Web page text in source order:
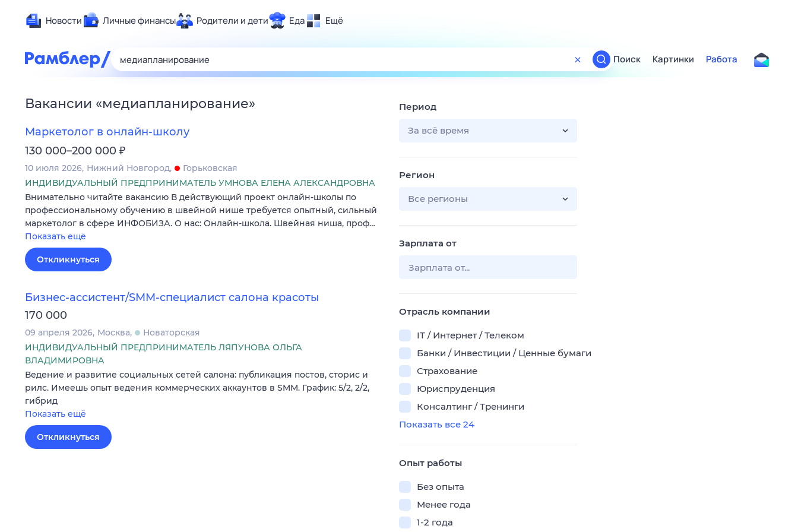
Новости Личные финансы Родители и дети Еда Ещё
Развлечения и отдых
Спорт
Жизненные ситуации
Сберегаем вместе
Гороскопы
Поиск
ТВ-программа
Поиск Картинки Работа
Вакансии «медиапланирование»
Маркетолог в онлайн-школу
130 000–200 000 ₽
10 июля 2026 Нижний Новгород
Горьковская
ИНДИВИДУАЛЬНЫЙ ПРЕДПРИНИМАТЕЛЬ УМНОВА ЕЛЕНА АЛЕКСАНДРОВНА
Внимательно читайте вакансию В действующий проект онлайн-школы по
профессиональному обучению в швейной нише требуется опытный, сильный
маркетолог в сфере ИНФОБИЗА. О нас: Онлайн-школа. Швейная ниша, проф…
Показать ещё
Откликнуться
Бизнес-ассистент/SMM-специалист салона красоты
170 000
09 апреля 2026 Москва
Новаторская
ИНДИВИДУАЛЬНЫЙ ПРЕДПРИНИМАТЕЛЬ ЛЯПУНОВА ОЛЬГА
ВЛАДИМИРОВНА
Ведение и развитие социальных сетей салона: публикация постов, сторис и
рилс. Имеешь опыт ведения коммерческих аккаунтов в SMM. График: 5/2, 2/2,
гибрид
Показать ещё
Откликнуться
Период
За всё время
Регион
Все регионы
Зарплата от
Отрасль компании
IT / Интернет / Телеком
Банки / Инвестиции / Ценные бумаги
Страхование
Юриспруденция
Консалтинг / Тренинги
Показать все 24
Опыт работы
Без опыта
Менее года
1-2 года